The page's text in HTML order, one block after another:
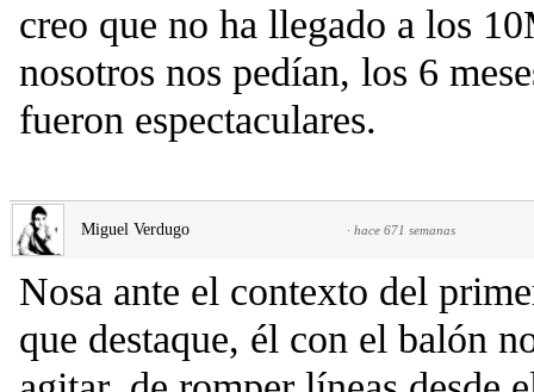
creo que no ha llegado a los
nosotros nos pedían, los 6
fueron espectaculares.
Miguel Verdugo · hace 671 semanas
Nosa ante el contexto del
que destaque, él con el balón